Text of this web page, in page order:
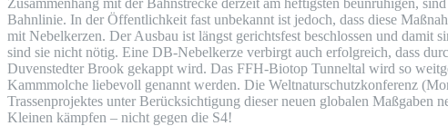
Bahnlinie. In der Öffentlichkeit fast unbekannt ist jedoch, dass diese
mit Nebelkerzen. Der Ausbau ist längst gerichtsfest beschlossen und damit
sind sie nicht nötig. Eine DB-Nebelkerze verbirgt auch erfolgreich, dass
Duvenstedter Brook gekappt wird. Das FFH-Biotop Tunneltal wird so
Kammmolche liebevoll genannt werden. Die Weltnaturschutzkonferenz
Trassenprojektes unter Berücksichtigung dieser neuen globalen Maßgaben
Kleinen kämpfen – nicht gegen die S4!